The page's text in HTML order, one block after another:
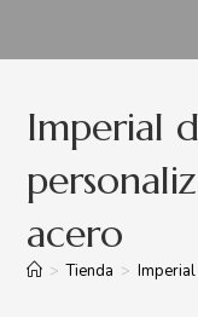
Imperial
acero
> Tienda >